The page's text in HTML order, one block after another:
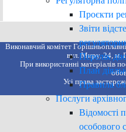
Проєкти
Звіти
Перелік
План
Правила
Послуги
Відомості
особового
Виконавчий комітет
вул. Миру, 24, м.
При використанні матеріалів
Усі права